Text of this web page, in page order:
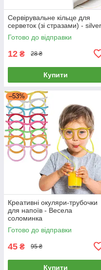
Сервірувальне кільце для
серветок (зі стразами) - silver
Готово до відправки
12 ₴ 28 ₴
Купити
–53%
Креативні окуляри-трубочки
для напоїв - Весела
соломинка
Готово до відправки
45 ₴ 95 ₴
Купити